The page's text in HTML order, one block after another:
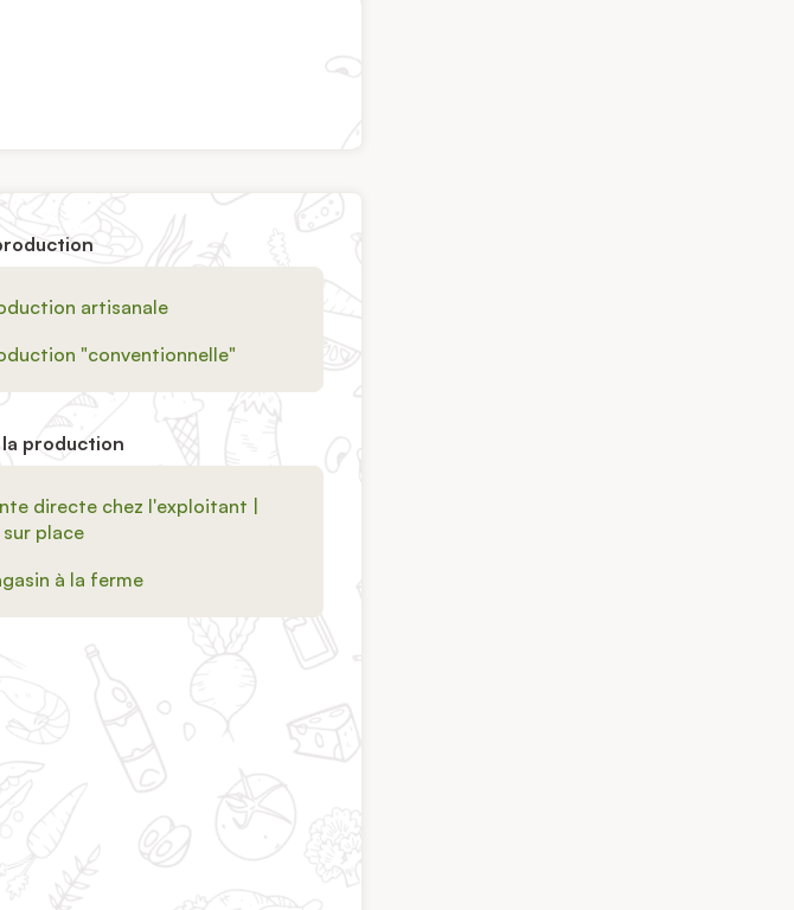
artisanale
"conventionnelle"
production
directe chez l'exploitant |
place
à la ferme